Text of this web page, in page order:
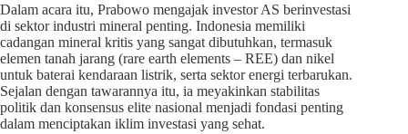
Dalam acara itu, Prabowo mengajak investor AS berinvestasi
di sektor industri mineral penting. Indonesia memiliki
cadangan mineral kritis yang sangat dibutuhkan, termasuk
elemen tanah jarang (rare earth elements – REE) dan nikel
untuk baterai kendaraan listrik, serta sektor energi terbarukan.
Sejalan dengan tawarannya itu, ia meyakinkan stabilitas
politik dan konsensus elite nasional menjadi fondasi penting
dalam menciptakan iklim investasi yang sehat.